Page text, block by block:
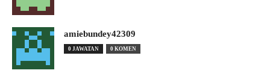
amiebundey42309
0 JAWATAN 0 KOMEN